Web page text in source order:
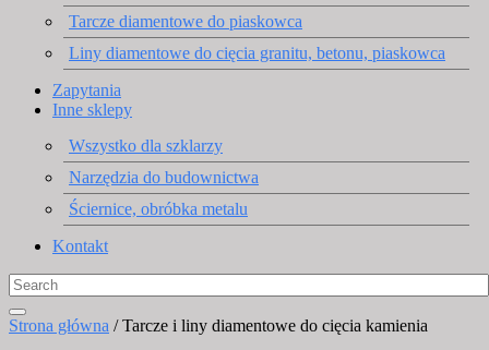
Tarcze diamentowe do piaskowca
Liny diamentowe do cięcia granitu, betonu, piaskowca
Zapytania
Inne sklepy
Wszystko dla szklarzy
Narzędzia do budownictwa
Ściernice, obróbka metalu
Kontakt
Strona główna / Tarcze i liny diamentowe do cięcia kamienia